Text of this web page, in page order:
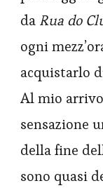
da Rua do
ogni
acquistarlo
Al mio
sensazione
della fine
sono quasi